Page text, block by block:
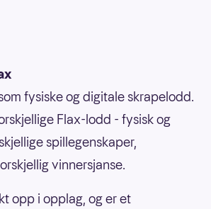
fysiske og digitale skrapelodd.
Flax-lodd - fysisk og
spillegenskaper,
vinnersjanse.
opp i opplag, og er et